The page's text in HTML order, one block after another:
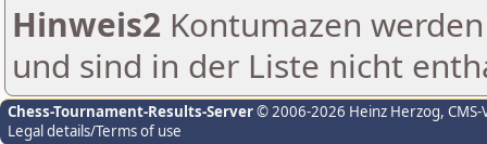
Hinweis2 Kontumazen
und sind in der Liste nicht
Chess-Tournament-Results-Server© 2006-2026 Heinz Herzog,
Legal details/Terms of use